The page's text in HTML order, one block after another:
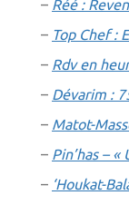
– Réé :
– Top Chef :
– Rdv en
– Dévarim :
– Matot-
– Pin’has –
– ‘Houkat-